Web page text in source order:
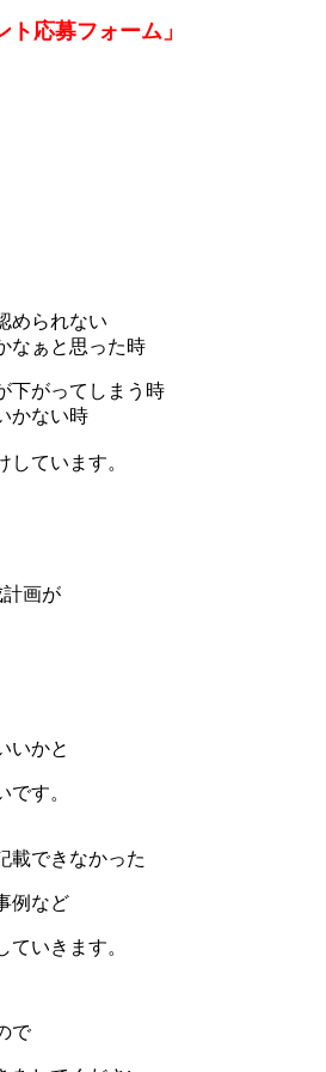
ト応募フォーム」
められない
なぁ と思った時
下がってしまう時
かない時
ています。
計画が
いかと
す。
載できなかった
例など
ていきます。
で